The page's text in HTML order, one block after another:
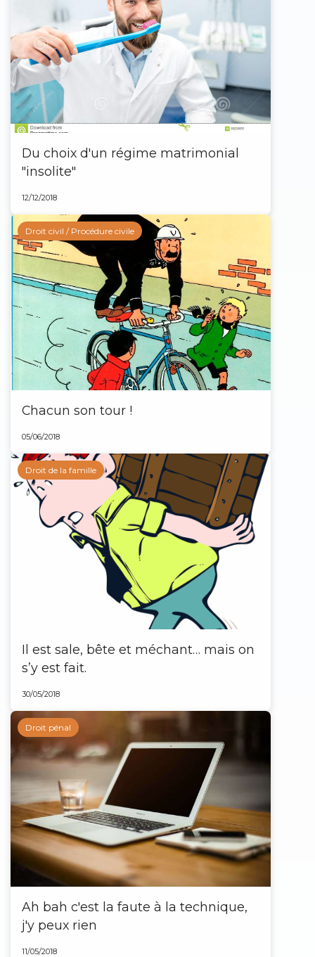
Du choix d'un régime matrimonial
"insolite"
12/12/2018
Chacun son tour !
05/06/2018
Droit civil / Procédure civile
Il est sale, bête et méchant… mais on
s’y est fait.
30/05/2018
Droit de la famille
Ah bah c'est la faute à la technique,
j'y peux rien
11/05/2018
Droit pénal